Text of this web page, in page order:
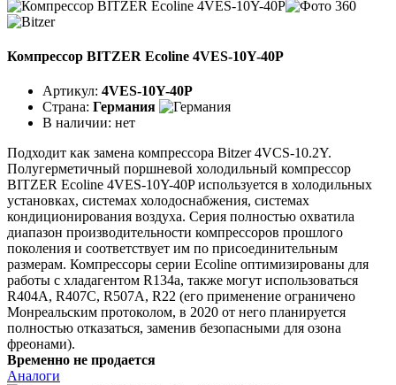
Компрессор BITZER Ecoline 4VES-10Y-40P
Артикул: 4VES-10Y-40P
Страна: Германия
В наличии: нет
Подходит как замена компрессора Bitzer 4VCS-10.2Y.
Полугерметичный поршневой холодильный компрессор
BITZER Ecoline 4VES-10Y-40P используется в холодильных
установках, системах холодоснабжения, системах
кондиционирования воздуха. Серия полностью охватила
диапазон производительности компрессоров прошлого
поколения и соответствует им по присоединительным
размерам. Компрессоры серии Ecoline оптимизированы для
работы с хладагентом R134a, также могут использоваться
R404A, R407C, R507A, R22 (его применение ограничено
Монреальским протоколом, в 2020 от него планируется
полностью отказаться, заменив безопасными для озона
фреонами).
Временно не продается
Аналоги